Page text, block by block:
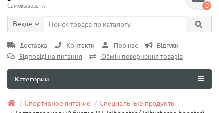
Самовывоза нет 0
Везде
Доставка Контакти Про нас
Відгуки
Відповіді на питання
Обмін повернення товарів
Категории
Спортивное питание
Специальные продукты